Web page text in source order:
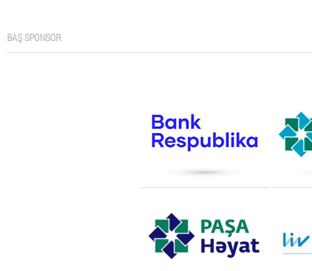
BAŞ SPONSOR